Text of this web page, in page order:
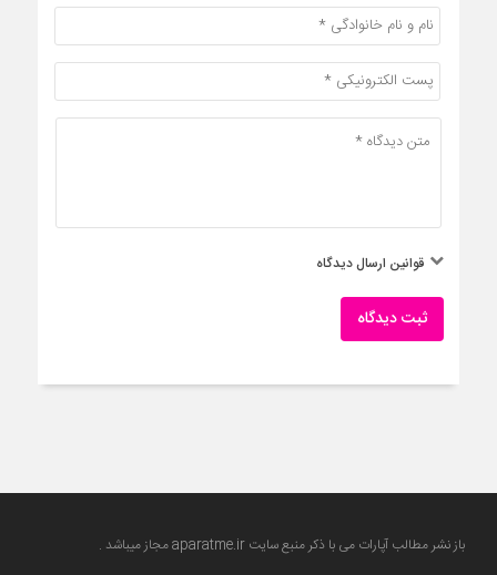
قوانین ارسال دیدگاه
ثبت دیدگاه
باز نشر مطالب آپارات می با ذکر منبع سایت aparatme.irمجاز میباشد .